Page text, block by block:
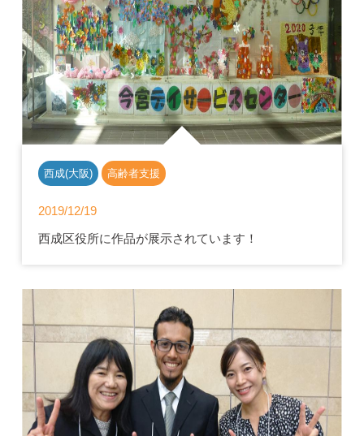
西成(大阪) 高齢者支援
2019/12/19
西成区役所に作品が展示されています！